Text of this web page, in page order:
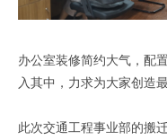
办公室装修简约大气，配
入其中，力求为大家创造
此次交通工程事业部的搬